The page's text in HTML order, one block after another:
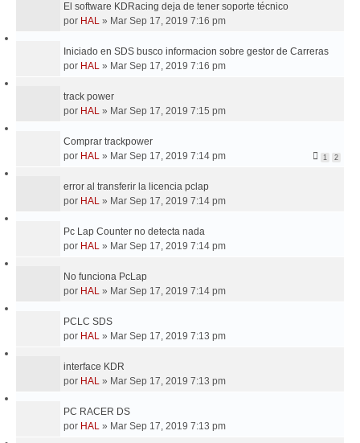
El software KDRacing deja de tener soporte técnico
por HAL » Mar Sep 17, 2019 7:16 pm
Iniciado en SDS busco informacion sobre gestor de Carreras
por HAL » Mar Sep 17, 2019 7:16 pm
track power
por HAL » Mar Sep 17, 2019 7:15 pm
Comprar trackpower
por HAL » Mar Sep 17, 2019 7:14 pm 1 2
error al transferir la licencia pclap
por HAL » Mar Sep 17, 2019 7:14 pm
Pc Lap Counter no detecta nada
por HAL » Mar Sep 17, 2019 7:14 pm
No funciona PcLap
por HAL » Mar Sep 17, 2019 7:14 pm
PCLC SDS
por HAL » Mar Sep 17, 2019 7:13 pm
interface KDR
por HAL » Mar Sep 17, 2019 7:13 pm
PC RACER DS
por HAL » Mar Sep 17, 2019 7:13 pm